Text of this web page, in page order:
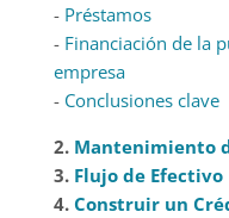
- Préstamos
- Financiación de la
empresa
- Conclusiones clave
2. Mantenimiento
3. Flujo de Efectivo
4. Construir un